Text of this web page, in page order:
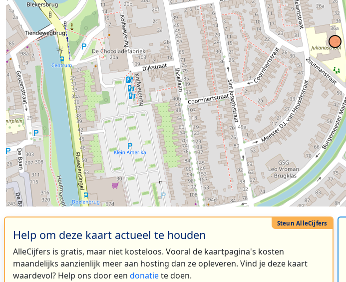
Help om deze kaart actueel te houden
AlleCijfers is gratis, maar niet kosteloos. Vooral de kaartpagina's kosten
maandelijks aanzienlijk meer aan hosting dan ze opleveren. Vind je deze kaart
waardevol? Help ons door een donatiete doen.